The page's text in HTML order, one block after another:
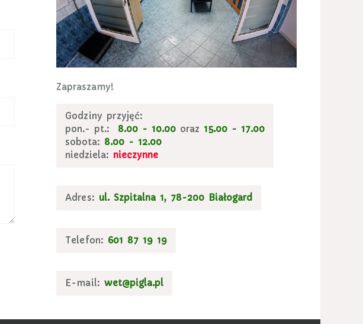
Zapraszamy!
Godziny przyjęć:
pon.- pt.: 8.00 - 10.00 oraz 15.00 - 17.00
sobota: 8.00 - 12.00
niedziela: nieczynne
Adres: ul. Szpitalna 1, 78-200 Białogard
Telefon: 601 87 19 19
E-mail: wet@pigla.pl